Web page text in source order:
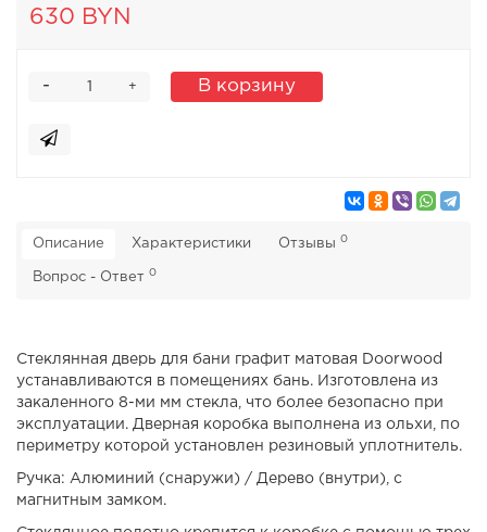
630 BYN
+
- В корзину
Описание Характеристики Отзывы 0
Вопрос - Ответ 0
Стеклянная дверь для бани графит матовая Doorwood
устанавливаются в помещениях бань. Изготовлена из
закаленного 8-ми мм стекла, что более безопасно при
эксплуатации. Дверная коробка выполнена из ольхи, по
периметру которой установлен резиновый уплотнитель.
Ручка: Алюминий (снаружи) / Дерево (внутри), с
магнитным замком.